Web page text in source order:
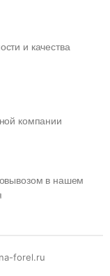
и качества
компании
в нашем
forel.ru